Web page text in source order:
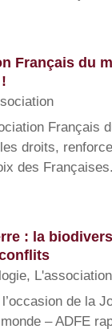
Français du
Français
droits,
des
: la
, L'association
de la
– ADFE